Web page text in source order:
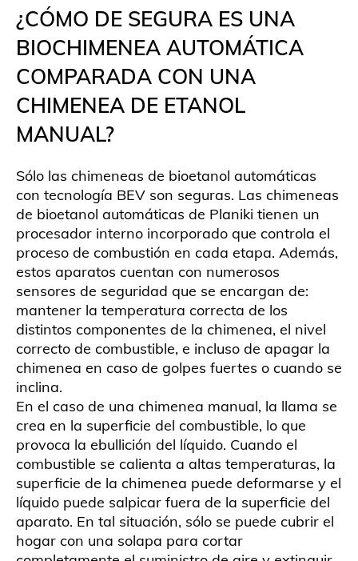
¿CÓMO DE SEGURA ES UNA
BIOCHIMENEA AUTOMÁTICA
COMPARADA CON UNA
CHIMENEA DE ETANOL
MANUAL?
Sólo las chimeneas de bioetanol automáticas
con tecnología BEV son seguras. Las chimeneas
de bioetanol automáticas de Planiki tienen un
procesador interno incorporado que controla el
proceso de combustión en cada etapa. Además,
estos aparatos cuentan con numerosos
sensores de seguridad que se encargan de:
mantener la temperatura correcta de los
distintos componentes de la chimenea, el nivel
correcto de combustible, e incluso de apagar la
chimenea en caso de golpes fuertes o cuando se
inclina.
En el caso de una chimenea manual, la llama se
crea en la superficie del combustible, lo que
provoca la ebullición del líquido. Cuando el
combustible se calienta a altas temperaturas, la
superficie de la chimenea puede deformarse y el
líquido puede salpicar fuera de la superficie del
aparato. En tal situación, sólo se puede cubrir el
hogar con una solapa para cortar